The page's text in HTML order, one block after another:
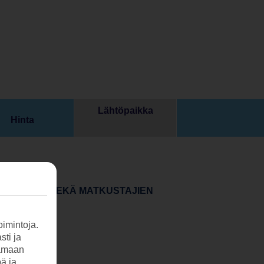
Hinta
Lähtöpaikka
SEKÄ MATKUSTAJIEN
ja
ja